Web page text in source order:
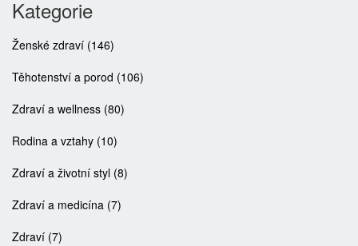
Kategorie
Ženské zdraví (146)
Těhotenství a porod (106)
Zdraví a wellness (80)
Rodina a vztahy (10)
Zdraví a životní styl (8)
Zdraví a medicína (7)
Zdraví (7)